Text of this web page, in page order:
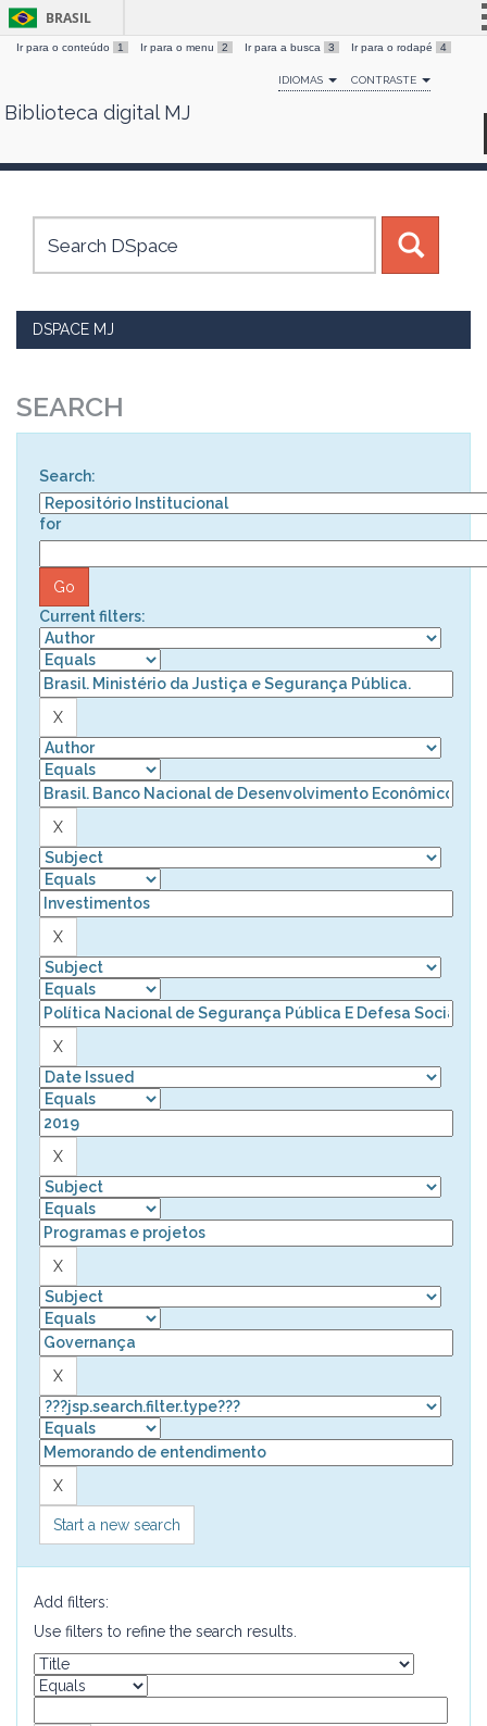
Skip
BRASIL
Simplifique!
Comunica BR
Canais
Ir para o conteúdo 1 Ir para o menu 2 Ir para a busca 3 Ir para o rodapé 4
IDIOMAS CONTRASTE
Biblioteca digital MJ
DSPACE MJ
SEARCH
Search:
for
Current filters:
Start a new search
Add filters:
Use filters to refine the search results.